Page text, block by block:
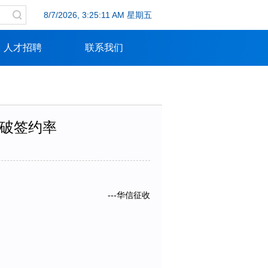
8/7/2026, 3:25:11 AM 星期五
人才招聘 联系我们
签约率
---华信征收